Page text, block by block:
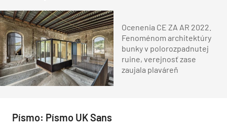
Ocenenia CE ZA AR 2022.
Fenoménom architektúry
bunky v polorozpadnutej
ruine, verejnosť zase
zaujala plaváreň
Písmo: Písmo UK Sans